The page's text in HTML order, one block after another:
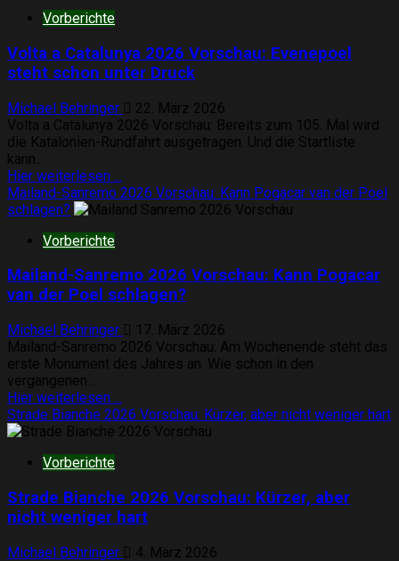
im
April
das
darfst
Du
Vorberichte
Volta a Catalunya 2026 Vorschau: Evenepoel
steht schon unter Druck
Michael Behringer
22. März 2026
Volta a Catalunya 2026 Vorschau: Bereits zum 105. Mal wird
die Katalonien-Rundfahrt ausgetragen. Und die Startliste
kann...
Hier weiterlesen ...
Informationen
über
2026
Vorschau:
steht
schon
unter
Mailand-Sanremo 2026 Vorschau: Kann Pogacar van der Poel
schlagen?
Vorberichte
Mailand-Sanremo 2026 Vorschau: Kann Pogacar
van der Poel schlagen?
Michael Behringer
17. März 2026
Mailand-Sanremo 2026 Vorschau: Am Wochenende steht das
erste Monument des Jahres an. Wie schon in den
vergangenen...
Hier weiterlesen ...
Informationen
über
Vorschau:
Kann
van
Strade Bianche 2026 Vorschau: Kürzer, aber nicht weniger hart
Vorberichte
Strade Bianche 2026 Vorschau: Kürzer, aber
nicht weniger hart
Michael Behringer
4. März 2026